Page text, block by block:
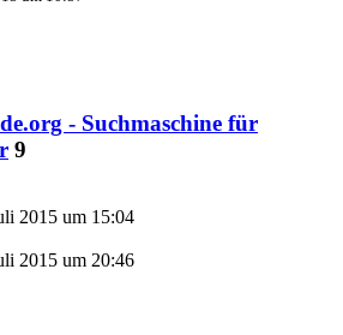
- Suchmaschine für
9
2015 um 15:04
2015 um 20:46